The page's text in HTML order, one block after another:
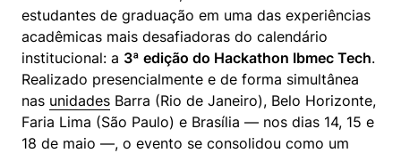
estudantes de graduação em uma das experiências
acadêmicas mais desafiadoras do calendário
institucional: a 3ª edição do Hackathon Ibmec Tech.
Realizado presencialmente e de forma simultânea
nas unidades Barra (Rio de Janeiro), Belo Horizonte,
Faria Lima (São Paulo) e Brasília — nos dias 14, 15 e
18 de maio —, o evento se consolidou como um